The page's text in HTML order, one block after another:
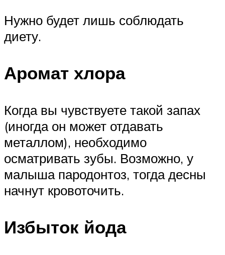
Нужно будет лишь соблюдать
диету.
Аромат хлора
Когда вы чувствуете такой запах
(иногда он может отдавать
металлом), необходимо
осматривать зубы. Возможно, у
малыша пародонтоз, тогда десны
начнут кровоточить.
Избыток йода